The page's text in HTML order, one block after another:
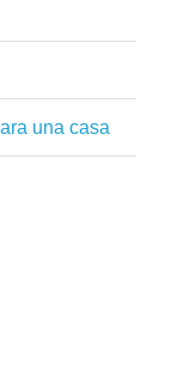
una casa